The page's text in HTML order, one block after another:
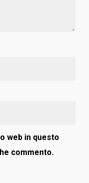
web in questo
commento.